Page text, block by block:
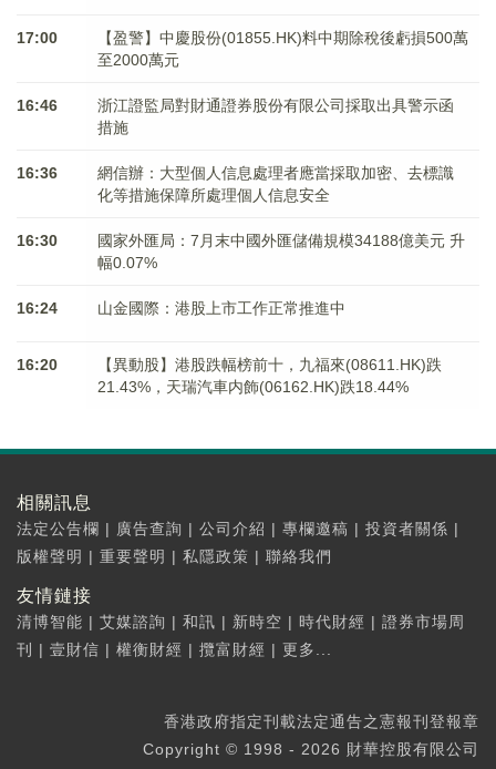
17:00
【盈警】中慶股份(01855.HK)料中期除稅後虧損500萬
至2000萬元
16:46
浙江證監局對財通證券股份有限公司採取出具警示函
措施
16:36
網信辦：大型個人信息處理者應當採取加密、去標識
化等措施保障所處理個人信息安全
16:30
國家外匯局：7月末中國外匯儲備規模34188億美元 升
幅0.07%
16:24 山金國際：港股上市工作正常推進中
16:20
【異動股】港股跌幅榜前十，九福來(08611.HK)跌
21.43%，天瑞汽車内飾(06162.HK)跌18.44%
相關訊息
法定公告欄 | 廣告查詢 | 公司介紹 | 專欄邀稿 | 投資者關係 |
版權聲明 | 重要聲明 | 私隱政策 | 聯絡我們
友情鏈接
清博智能 | 艾媒諮詢 | 和訊 | 新時空 | 時代財經 | 證券市場周
刊
| 壹財信 | 權衡財經 | 攬富財經 | 更多...
香港政府指定刊載法定通告之憲報刊登報章
Copyright © 1998 - 2026 財華控股有限公司